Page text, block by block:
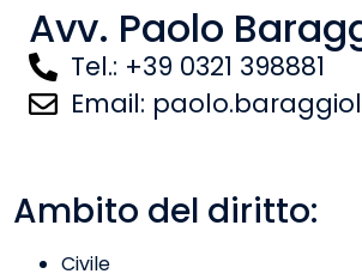
Avv. Paolo
Tel.: +39 0321 398881
Email:
Ambito del diritto:
Civile